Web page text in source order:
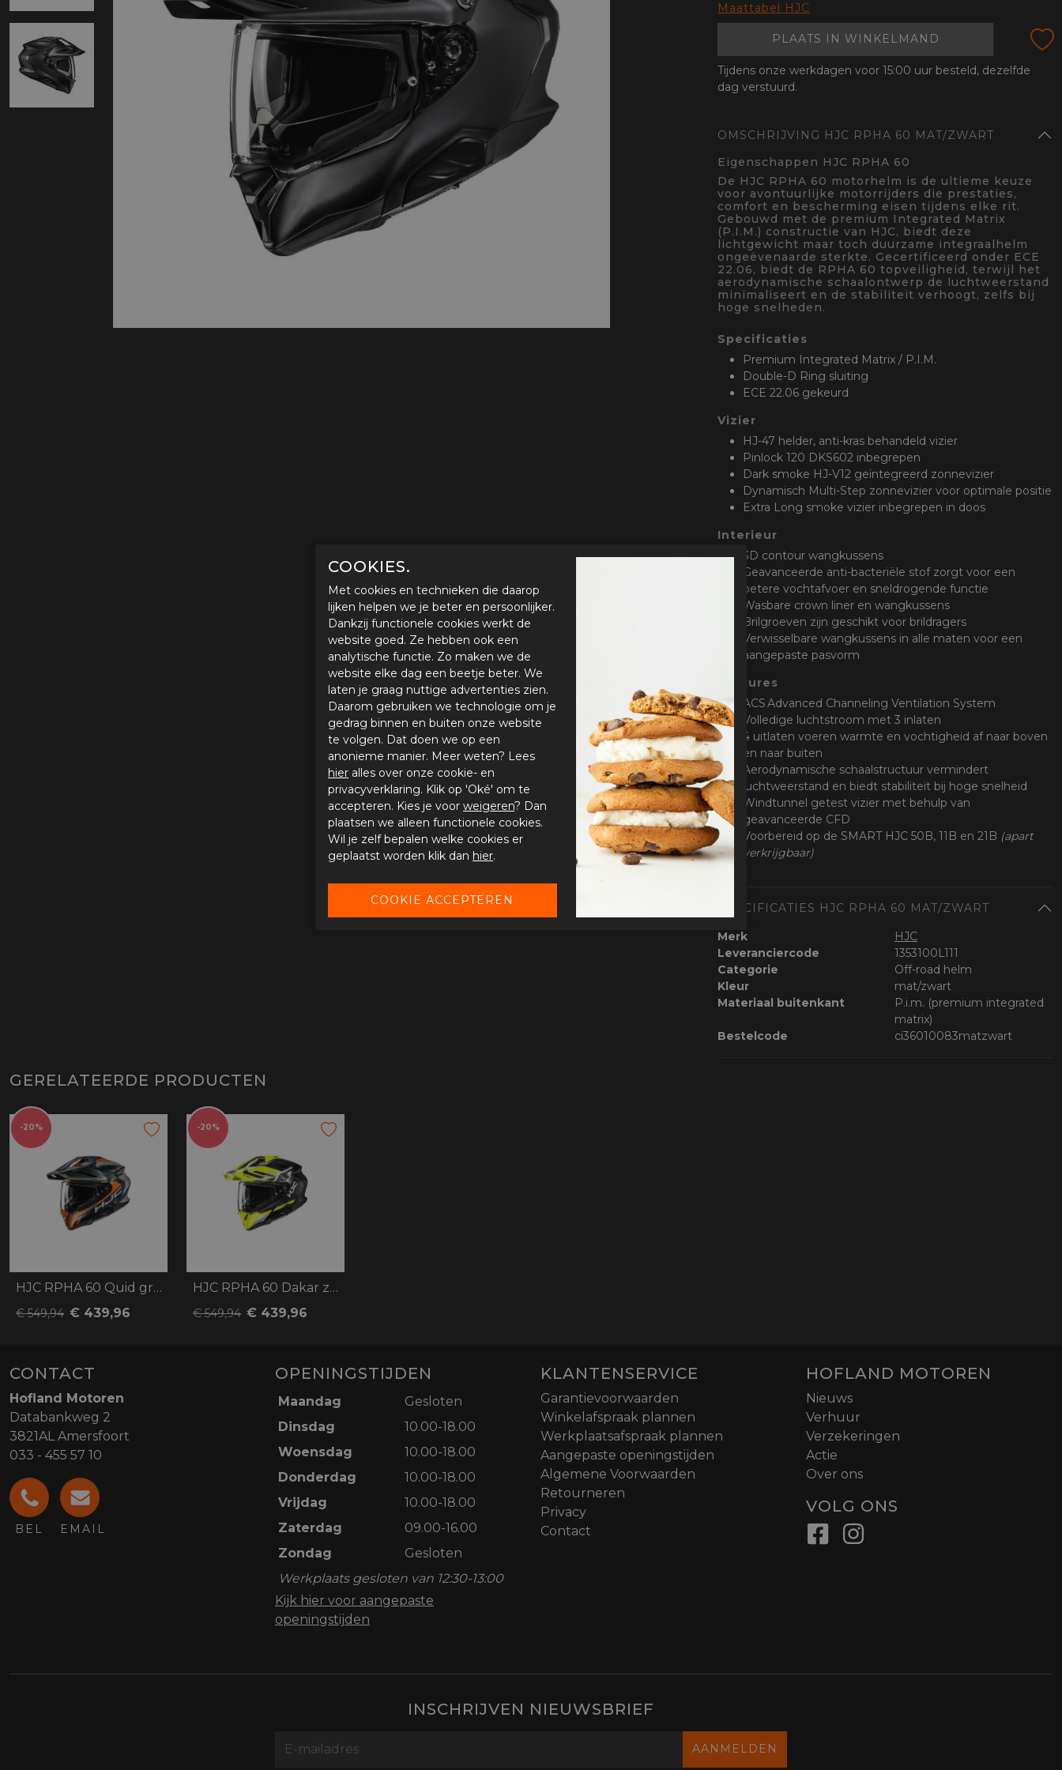
Airbags
handschoenen
All-Season
handschoenen
Verwarmde
handschoenen
Sloten
Telefoon
Maattabel HJC
PLAATS IN WINKELMAND
Tijdens onze werkdagen voor 15:00 uur besteld, dezelfde
dag verstuurd.
OMSCHRIJVING HJC RPHA 60 MAT/ZWART
Eigenschappen HJC RPHA 60
De HJC RPHA 60 motorhelm is de ultieme keuze
voor avontuurlijke motorrijders die prestaties,
comfort en bescherming eisen tijdens elke rit.
Gebouwd met de premium Integrated Matrix
(P.I.M.) constructie van HJC, biedt deze
lichtgewicht maar toch duurzame integraalhelm
ongeëvenaarde sterkte. Gecertificeerd onder ECE
22.06, biedt de RPHA 60 topveiligheid, terwijl het
aerodynamische schaalontwerp de luchtweerstand
minimaliseert en de stabiliteit verhoogt, zelfs bij
hoge snelheden.
Specificaties
Premium Integrated Matrix / P.I.M.
Double-D Ring sluiting
ECE 22.06 gekeurd
Vizier
HJ-47 helder, anti-kras behandeld vizier
Pinlock 120 DKS602 inbegrepen
Dark smoke HJ-V12 geïntegreerd zonnevizier
Dynamisch Multi-Step zonnevizier voor optimale positie
Extra Long smoke vizier inbegrepen in doos
Interieur
3D contour wangkussens
Geavanceerde anti-bacteriële stof zorgt voor een
betere vochtafvoer en sneldrogende functie
Wasbare crown liner en wangkussens
Brilgroeven zijn geschikt voor brildragers
Verwisselbare wangkussens in alle maten voor een
aangepaste pasvorm
Features
ACS Advanced Channeling Ventilation System
Volledige luchtstroom met 3 inlaten
4 uitlaten voeren warmte en vochtigheid af naar boven
en naar buiten
Aerodynamische schaalstructuur vermindert
luchtweerstand en biedt stabiliteit bij hoge snelheid
Windtunnel getest vizier met behulp van
geavanceerde CFD
Voorbereid op de SMART HJC 50B, 11B en 21B (apart
verkrijgbaar)
SPECIFICATIES HJC RPHA 60 MAT/ZWART
Merk
HJC
Leveranciercode
1353100L111
Categorie
Off-road helm
Kleur
mat/zwart
Materiaal buitenkant
P.i.m. (premium integrated
matrix)
Bestelcode
ci36010083matzwart
GERELATEERDE PRODUCTEN
-20%
HJC RPHA 60 Quid groen/oranje
€ 549,94 € 439,96
-20%
HJC RPHA 60 Dakar zwart/geel
€ 549,94 € 439,96
CONTACT
Hofland Motoren
Databankweg 2
3821AL Amersfoort
033 - 455 57 10
BEL EMAIL
OPENINGSTIJDEN
Maandag
Gesloten
Dinsdag
10.00-18.00
Woensdag
10.00-18.00
Donderdag
10.00-18.00
Vrijdag
10.00-18.00
Zaterdag
09.00-16.00
Zondag
Gesloten
Werkplaats gesloten van 12:30-13:00
Kijk hier voor aangepaste
openingstijden
KLANTENSERVICE
Garantievoorwaarden
Winkelafspraak plannen
Werkplaatsafspraak plannen
Aangepaste openingstijden
Algemene Voorwaarden
Retourneren
Privacy
Contact
HOFLAND MOTOREN
Nieuws
Verhuur
Verzekeringen
Actie
Over ons
VOLG ONS
INSCHRIJVEN NIEUWSBRIEF
AANMELDEN
COOKIES.
Met cookies en technieken die daarop
lijken helpen we je beter en persoonlijker.
Dankzij functionele cookies werkt de
website goed. Ze hebben ook een
analytische functie. Zo maken we de
website elke dag een beetje beter. We
laten je graag nuttige advertenties zien.
Daarom gebruiken we technologie om je
gedrag binnen en buiten onze website
te volgen. Dat doen we op een
anonieme manier. Meer weten? Lees
hier alles over onze cookie- en
privacyverklaring. Klik op 'Oké' om te
accepteren. Kies je voor weigeren? Dan
plaatsen we alleen functionele cookies.
Wil je zelf bepalen welke cookies er
geplaatst worden klik dan hier.